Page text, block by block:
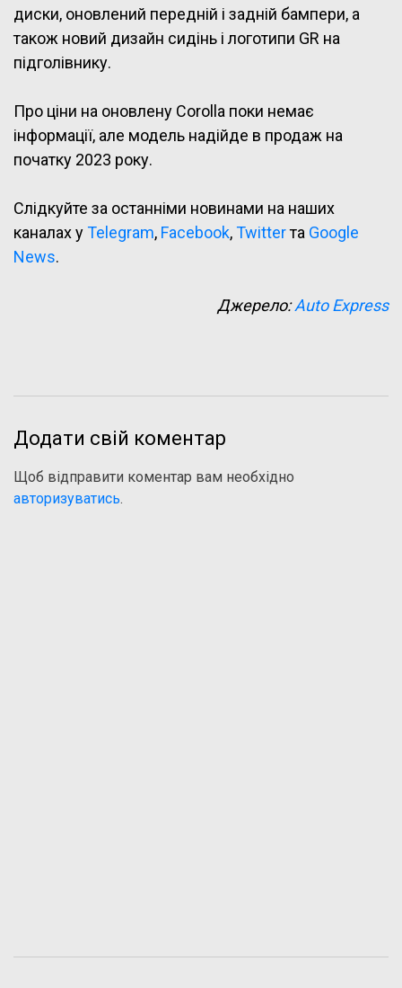
диски, оновлений передній і задній бампери, а
також новий дизайн сидінь і логотипи GR на
підголівнику.
Про ціни на оновлену Corolla поки немає
інформації, але модель надійде в продаж на
початку 2023 року.
Слідкуйте за останніми новинами на наших
каналах уTelegram, Facebook,Twitterта Google
News.
Джерело:Auto Express
Додати свій коментар
Щоб відправити коментар вам необхідно
авторизуватись.